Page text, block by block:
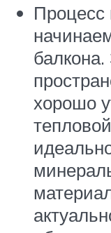
Процесс
хорошо